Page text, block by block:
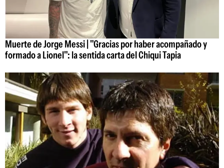
Muerte de Jorge Messi | "Gracias por haber acompañado y
formado a Lionel": la sentida carta del Chiqui Tapia